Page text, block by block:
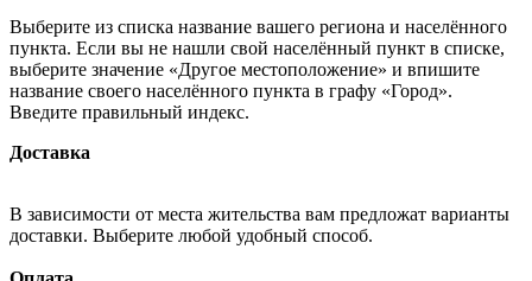
Выберите из списка название вашего региона и населённого
пункта. Если вы не нашли свой населённый пункт в списке,
выберите значение «Другое местоположение» и впишите
название своего населённого пункта в графу «Город».
Введите правильный индекс.
Доставка
В зависимости от места жительства вам предложат варианты
доставки. Выберите любой удобный способ.